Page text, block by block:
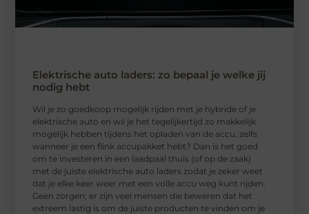
Elektrische auto laders: zo bepaal je welke jij
nodig hebt
Wil je zo goedkoop mogelijk rijden met je hybride of je
elektrische auto en wil je het tegelijkertijd zo makkelijk
mogelijk hebben tijdens het opladen van de accu, zelfs
wanneer je een flink accupakket hebt? Dan is het goed
om te investeren in een laadpaal thuis (of op de zaak)
met de juiste elektrische auto laders zodat je zeker weet
dat je elke keer weer met een volle accu weg kunt rijden.
Geen zorgen; er zijn veel mensen die beweren dat het
extreem lastig is om de juiste producten te vinden om je